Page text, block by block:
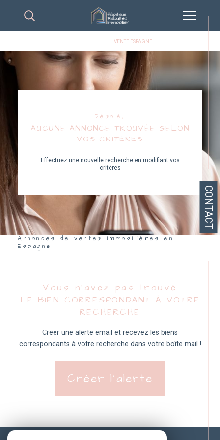
CONTACT
VENTE ESPAGNE
Désolé,
AUCUNE ANNONCE TROUVÉE SELON
VOS CRITÈRES
Effectuez une nouvelle recherche en modifiant vos
critères
Annonces de ventes immobilières en
Espagne
Vous n'avez pas trouvé
LE BIEN CORRESPONDANT À VOTRE
RECHERCHE
Créer une alerte email et recevez les biens
correspondants à votre recherche dans votre boîte mail !
Créer l'alerte